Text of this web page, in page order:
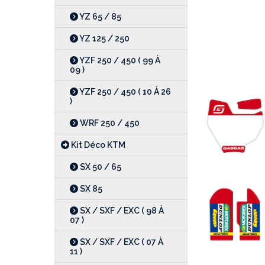
YZ 65 / 85
YZ 125 / 250
YZF 250 / 450 ( 99 À
09 )
YZF 250 / 450 ( 10 À 26
)
WRF 250 / 450
Kit Déco KTM
SX 50 / 65
SX 85
SX / SXF / EXC ( 98 À
07 )
SX / SXF / EXC ( 07 À
11 )